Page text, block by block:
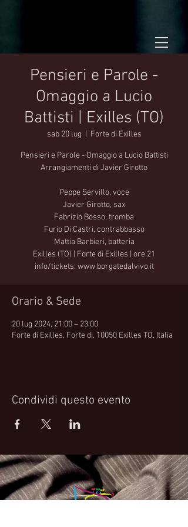
Pensieri e Parole -
Omaggio a Lucio
Battisti | Exilles (TO)
sab 20 lug Forte di Exilles
Pensieri e Parole - Omaggio a Lucio Battisti
Arrangiamenti di Javier Girotto
Peppe Servillo, voce
Javier Girotto, sax
Fabrizio Bosso, tromba
Furio Di Castri, contrabbasso
Mattia Barbieri, batteria
Exilles (TO) | Forte di Exilles | ore 21
info/tickets: www.borgatedalvivo.it
Orario & Sede
20 lug 2024, 21:00 – 23:00
Forte di Exilles, Forte di, 10050 Exilles TO, Italia
Condividi questo evento